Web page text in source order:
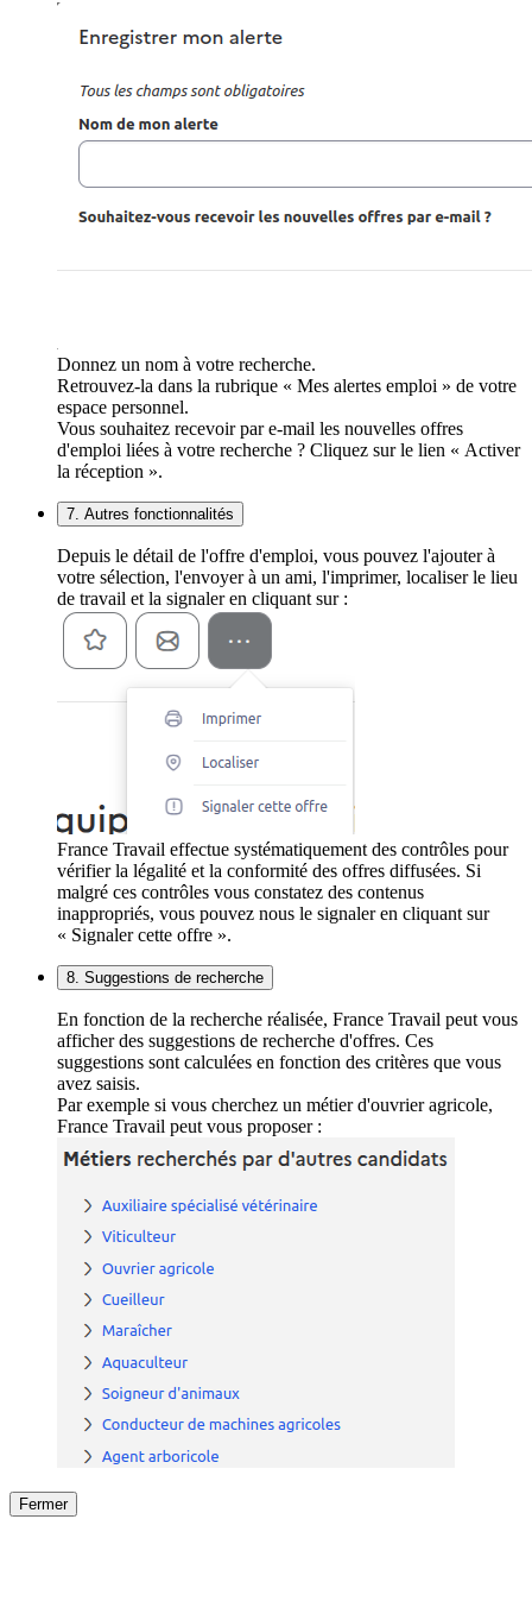
Donnez un nom à votre recherche.
Retrouvez-la dans la rubrique « Mes alertes emploi » de votre
espace personnel.
Vous souhaitez recevoir par e-mail les nouvelles offres
d'emploi liées à votre recherche ? Cliquez sur le lien « Activer
la réception ».
7. Autres fonctionnalités
Depuis le détail de l'offre d'emploi, vous pouvez l'ajouter à
votre sélection, l'envoyer à un ami, l'imprimer, localiser le lieu
de travail et la signaler en cliquant sur :
France Travail effectue systématiquement des contrôles pour
vérifier la légalité et la conformité des offres diffusées. Si
malgré ces contrôles vous constatez des contenus
inappropriés, vous pouvez nous le signaler en cliquant sur
« Signaler cette offre ».
8. Suggestions de recherche
En fonction de la recherche réalisée, France Travail peut vous
afficher des suggestions de recherche d'offres. Ces
suggestions sont calculées en fonction des critères que vous
avez saisis.
Par exemple si vous cherchez un métier d'ouvrier agricole,
France Travail peut vous proposer :
Fermer